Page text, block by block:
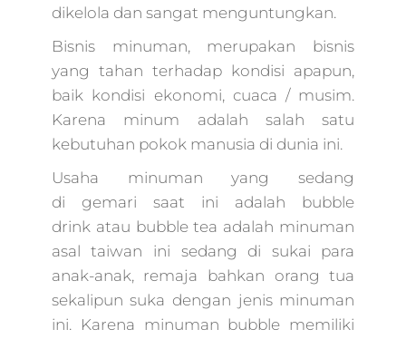
marketing
marketing,bisnis
digital
digital marketing
agency,jasa digital
branding,digital
marketing
telkom,layanan
digital
marketing,digital
marketing denny
santoso,mengenal
digital
marketing,bagian
digital
dikelola dan sangat menguntungkan.
Bisnis minuman, merupakan bisnis
yang tahan terhadap kondisi apapun,
baik kondisi ekonomi, cuaca / musim.
Karena minum adalah salah satu
kebutuhan pokok manusia di dunia ini.
Usaha minuman yang sedang
di gemari saat ini adalah bubble
drink atau bubble tea adalah minuman
asal taiwan ini sedang di sukai para
anak-anak, remaja bahkan orang tua
sekalipun suka dengan jenis minuman
ini. Karena minuman bubble memiliki